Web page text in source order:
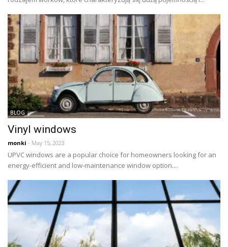
BLOG
Vinyl windows
monki - May 15, 2023
UPVC windows are a popular choice for homeowners looking for an
energy-efficient and low-maintenance window option....